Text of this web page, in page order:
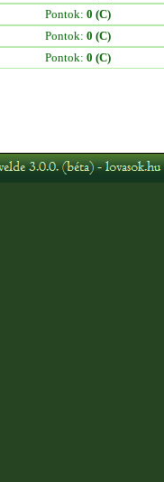
Pontok: 0 (C)
Pontok: 0 (C)
Pontok: 0 (C)